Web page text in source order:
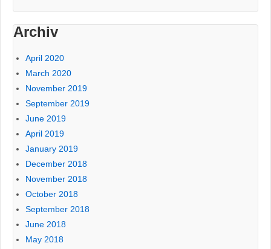
Archiv
April 2020
March 2020
November 2019
September 2019
June 2019
April 2019
January 2019
December 2018
November 2018
October 2018
September 2018
June 2018
May 2018